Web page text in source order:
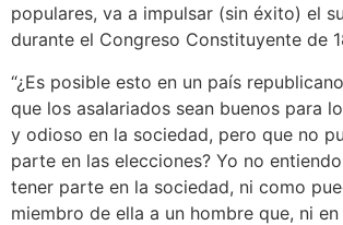
populares, va a impulsar (sin éxito) el
durante el Congreso Constituyente de
“¿Es posible esto en un país
que los asalariados sean buenos para
y odioso en la sociedad, pero que no
parte en las elecciones? Yo no
tener parte en la sociedad, ni como
miembro de ella a un hombre que, ni